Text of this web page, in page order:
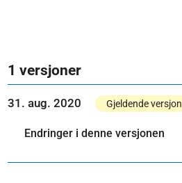
1 versjoner
31. aug. 2020 Gjeldende versjon
Endringer i denne versjonen